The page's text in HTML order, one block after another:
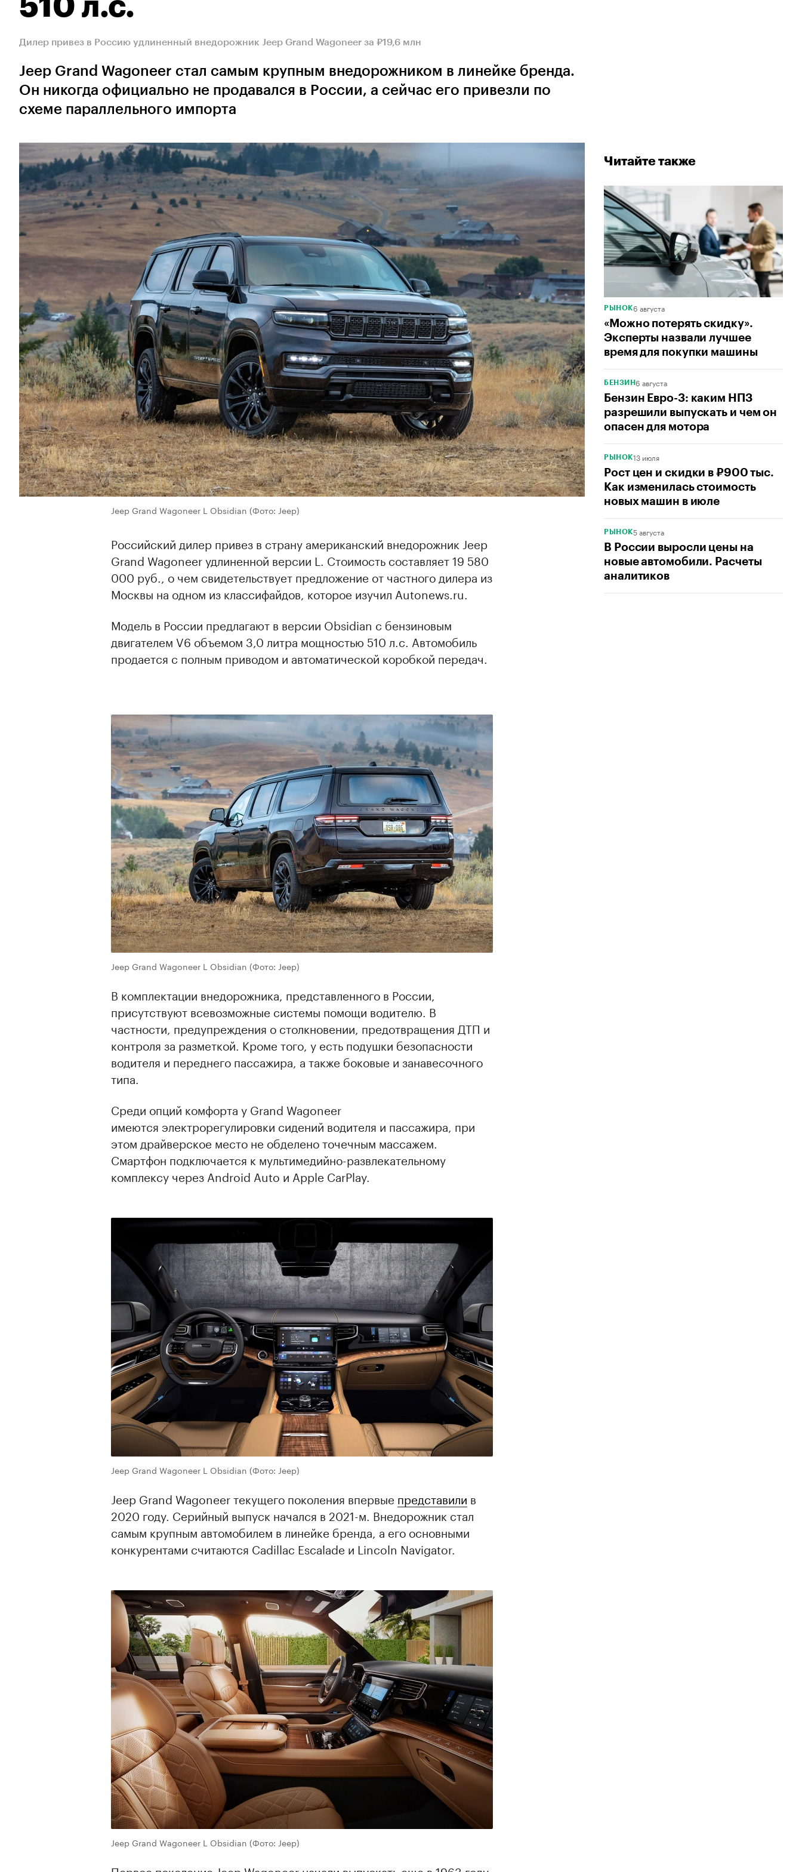
Читайте также
РЫНОК6 августа
«Можно потерять скидку».
Эксперты назвали лучшее
время для покупки машины
БЕНЗИН6 августа
Бензин Евро-3: каким НПЗ
разрешили выпускать и чем он
опасен для мотора
РЫНОК13 июля
Рост цен и скидки в ₽900 тыс.
Как изменилась стоимость
новых машин в июле
РЫНОК5 августа
В России выросли цены на
новые автомобили. Расчеты
аналитиков
510 л.с.
Дилер привез в Россию удлиненный внедорожник Jeep Grand Wagoneer за ₽19,6 млн
Jeep Grand Wagoneer стал самым крупным внедорожником в линейке бренда.
Он никогда официально не продавался в России, а сейчас его привезли по
схеме параллельного импорта
Jeep Grand Wagoneer L Obsidian (Фото: Jeep)
Российский дилер привез в страну американский внедорожник Jeep
Grand Wagoneer удлиненной версии L. Стоимость составляет 19 580
000 руб., о чем свидетельствует предложение от частного дилера из
Москвы на одном из классифайдов, которое изучил Autonews.ru.
Модель в России предлагают в версии Obsidian с бензиновым
двигателем V6 объемом 3,0 литра мощностью 510 л.с. Автомобиль
продается с полным приводом и автоматической коробкой передач.
Jeep Grand Wagoneer L Obsidian (Фото: Jeep)
В комплектации внедорожника, представленного в России,
присутствуют всевозможные системы помощи водителю. В
частности, предупреждения о столкновении, предотвращения ДТП и
контроля за разметкой. Кроме того, у есть подушки безопасности
водителя и переднего пассажира, а также боковые и занавесочного
типа.
Среди опций комфорта у Grand Wagoneer
имеются электрорегулировки сидений водителя и пассажира, при
этом драйверское место не обделено точечным массажем.
Смартфон подключается к мультимедийно-развлекательному
комплексу через Android Auto и Apple CarPlay.
Jeep Grand Wagoneer L Obsidian (Фото: Jeep)
Jeep Grand Wagoneer текущего поколения впервые представили в
2020 году. Серийный выпуск начался в 2021-м. Внедорожник стал
самым крупным автомобилем в линейке бренда, а его основными
конкурентами считаются Cadillac Escalade и Lincoln Navigator.
Jeep Grand Wagoneer L Obsidian (Фото: Jeep)